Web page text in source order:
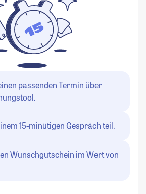
passenden Termin über
15-minütigen Gespräch teil.
Wunschgutschein im Wert von